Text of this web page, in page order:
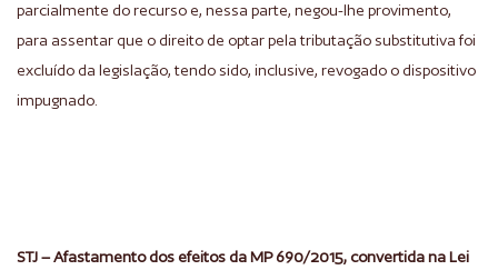
parcialmente do recurso e, nessa parte, negou-lhe provimento,
para assentar que o direito de optar pela tributação substitutiva foi
excluído da legislação, tendo sido, inclusive, revogado o dispositivo
impugnado.
STJ – Afastamento dos efeitos da MP 690/2015, convertida na Lei